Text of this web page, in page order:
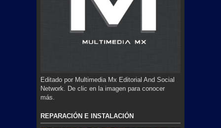
Editado por Multimedia Mx Editorial And Social
Network. De clic en la imagen para conocer
más.
REPARACIÓN E INSTALACIÓN